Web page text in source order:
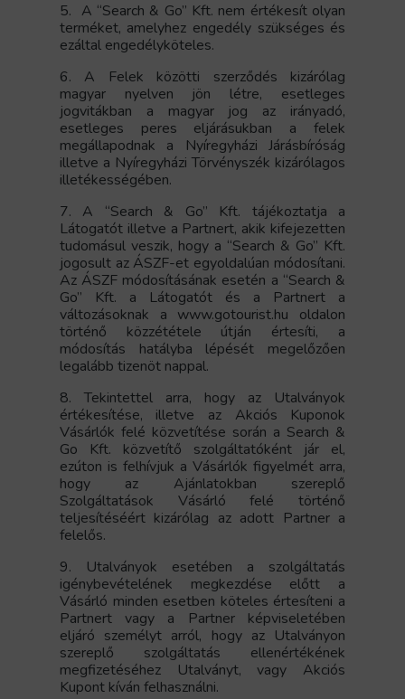
5. A “Search & Go” Kft. nem értékesít olyan
terméket, amelyhez engedély szükséges és
ezáltal engedélyköteles.
6. A Felek közötti szerződés kizárólag
magyar nyelven jön létre, esetleges
jogvitákban a magyar jog az irányadó,
esetleges peres eljárásukban a felek
megállapodnak a Nyíregyházi Járásbíróság
illetve a Nyíregyházi Törvényszék kizárólagos
illetékességében.
7. A “Search & Go” Kft. tájékoztatja a
Látogatót illetve a Partnert, akik kifejezetten
tudomásul veszik, hogy a “Search & Go” Kft.
jogosult az ÁSZF-et egyoldalúan módosítani.
Az ÁSZF módosításának esetén a “Search &
Go” Kft. a Látogatót és a Partnert a
változásoknak a www.gotourist.hu oldalon
történő közzététele útján értesíti, a
módosítás hatályba lépését megelőzően
legalább tizenöt nappal.
8. Tekintettel arra, hogy az Utalványok
értékesítése, illetve az Akciós Kuponok
Vásárlók felé közvetítése során a Search &
Go Kft. közvetítő szolgáltatóként jár el,
ezúton is felhívjuk a Vásárlók figyelmét arra,
hogy az Ajánlatokban szereplő
Szolgáltatások Vásárló felé történő
teljesítéséért kizárólag az adott Partner a
felelős.
9. Utalványok esetében a szolgáltatás
igénybevételének megkezdése előtt a
Vásárló minden esetben köteles értesíteni a
Partnert vagy a Partner képviseletében
eljáró személyt arról, hogy az Utalványon
szereplő szolgáltatás ellenértékének
megfizetéséhez Utalványt, vagy Akciós
Kupont kíván felhasználni.